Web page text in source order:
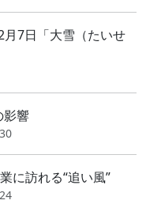
7日「大雪（たいせ
影響
に訪れる“追い風”